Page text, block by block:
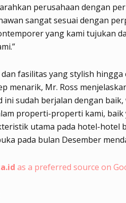
perusahaan dengan
sangat sesuai dengan
yang kami tujukan
fasilitas yang stylish
menarik, Mr. Ross
ini sudah berjalan dengan
properti-properti kami, baik
utama pada hotel-hotel
pada bulan Desember
as a preferred source on